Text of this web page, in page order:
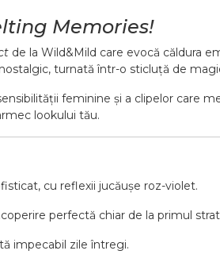
Memories!
de la Wild&Mild care evocă căldura
turnată într-o sticluță de
feminine și a clipelor care
lookului tău.
cu reflexii jucăușe roz-violet.
perfectă chiar de la primul
impecabil zile întregi.